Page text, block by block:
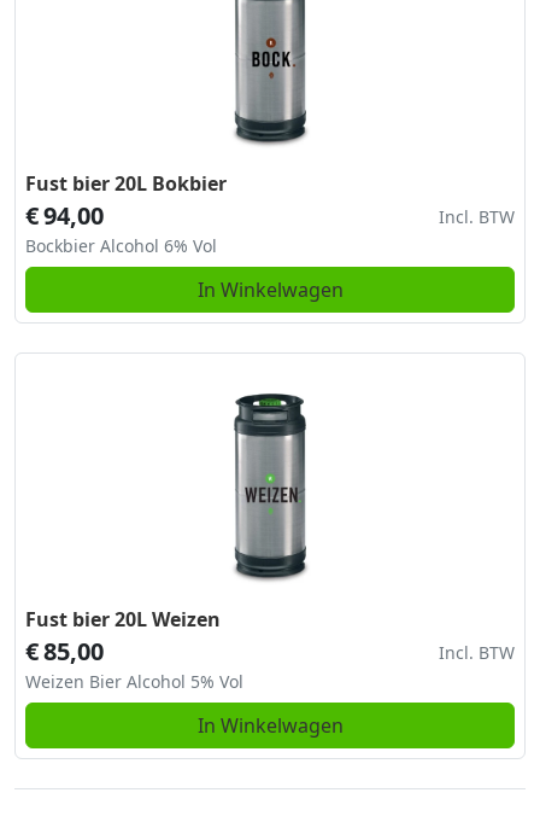
Fust bier 20L Bokbier
€94,00
Incl. BTW
Bockbier Alcohol 6% Vol
In Winkelwagen
Fust bier 20L Weizen
€85,00
Incl. BTW
Weizen Bier Alcohol 5% Vol
In Winkelwagen